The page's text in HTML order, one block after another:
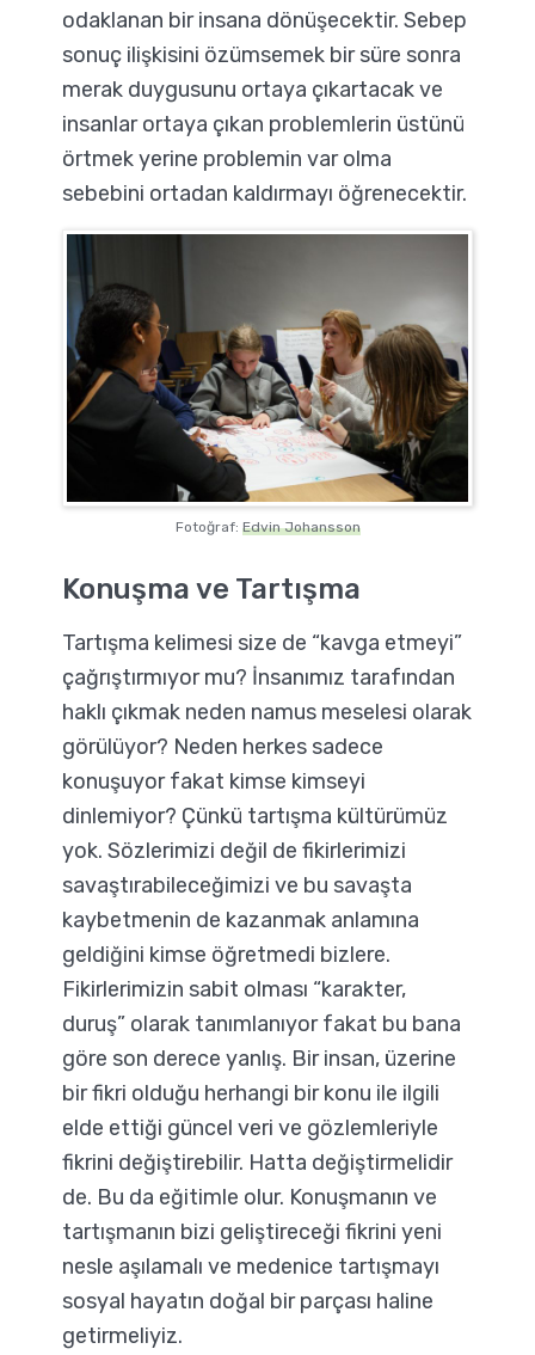
odaklanan bir insana dönüşecektir. Sebep
sonuç ilişkisini özümsemek bir süre sonra
merak duygusunu ortaya çıkartacak ve
insanlar ortaya çıkan problemlerin üstünü
örtmek yerine problemin var olma
sebebini ortadan kaldırmayı öğrenecektir.
Fotoğraf: Edvin Johansson
Konuşma ve Tartışma
Tartışma kelimesi size de “kavga etmeyi”
çağrıştırmıyor mu? İnsanımız tarafından
haklı çıkmak neden namus meselesi olarak
görülüyor? Neden herkes sadece
konuşuyor fakat kimse kimseyi
dinlemiyor? Çünkü tartışma kültürümüz
yok. Sözlerimizi değil de fikirlerimizi
savaştırabileceğimizi ve bu savaşta
kaybetmenin de kazanmak anlamına
geldiğini kimse öğretmedi bizlere.
Fikirlerimizin sabit olması “karakter,
duruş” olarak tanımlanıyor fakat bu bana
göre son derece yanlış. Bir insan, üzerine
bir fikri olduğu herhangi bir konu ile ilgili
elde ettiği güncel veri ve gözlemleriyle
fikrini değiştirebilir. Hatta değiştirmelidir
de. Bu da eğitimle olur. Konuşmanın ve
tartışmanın bizi geliştireceği fikrini yeni
nesle aşılamalı ve medenice tartışmayı
sosyal hayatın doğal bir parçası haline
getirmeliyiz.